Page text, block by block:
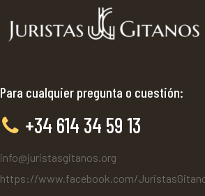
Para cualquier pregunta o cuestión:
+34 614 34 59 13
info@juristasgitanos.org
https://www.facebook.com/